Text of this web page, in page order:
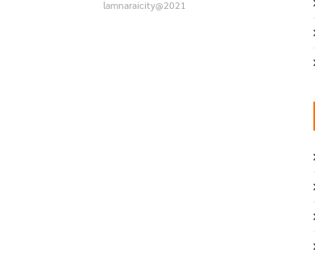
lamnaraicity@2021